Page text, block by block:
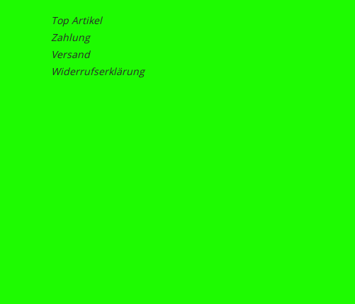
Top Artikel
Zahlung
Versand
Widerrufserklärung